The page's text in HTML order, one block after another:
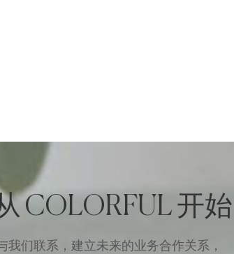
COLORFUL 开始
们联系，建立未来的业务合作关系，